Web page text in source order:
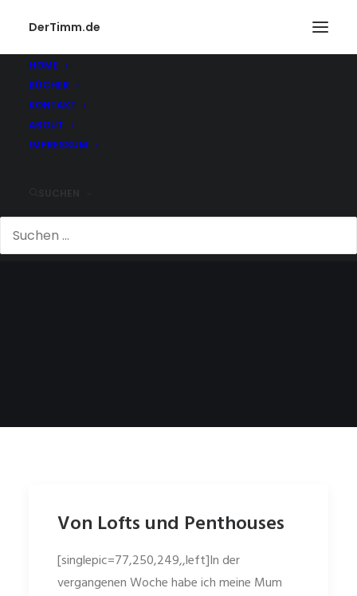
DerTimm.de
HOME
BÜCHER
KONTAKT
ABOUT
IMPRESSUM
GANZ DEUTSCHLAND
Von Lofts und Penthouses
[singlepic=77,250,249,,left]In der
vergangenen Woche habe ich meine Mum